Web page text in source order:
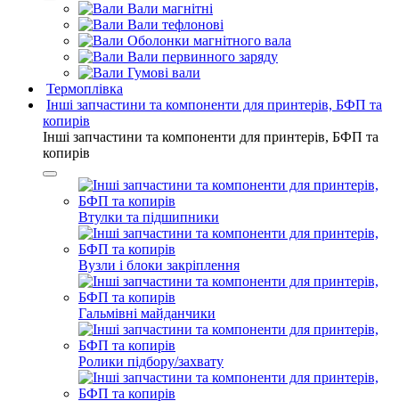
Вали магнітні
Вали тефлонові
Оболонки магнітного вала
Вали первинного заряду
Гумові вали
Термоплівка
Інші запчастини та компоненти для принтерів, БФП та
копирів
Інші запчастини та компоненти для принтерів, БФП та
копирів
Втулки та підшипники
Вузли і блоки закріплення
Гальмівні майданчики
Ролики підбору/захвату